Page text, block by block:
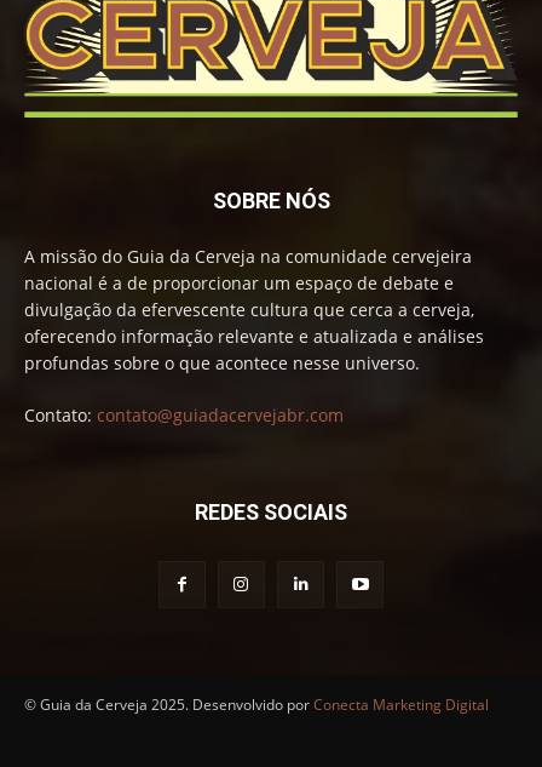
SOBRE NÓS
A missão do Guia da Cerveja na comunidade cervejeira
nacional é a de proporcionar um espaço de debate e
divulgação da efervescente cultura que cerca a cerveja,
oferecendo informação relevante e atualizada e análises
profundas sobre o que acontece nesse universo.
Contato: contato@guiadacervejabr.com
REDES SOCIAIS
© Guia da Cerveja 2025. Desenvolvido porConecta Marketing Digital